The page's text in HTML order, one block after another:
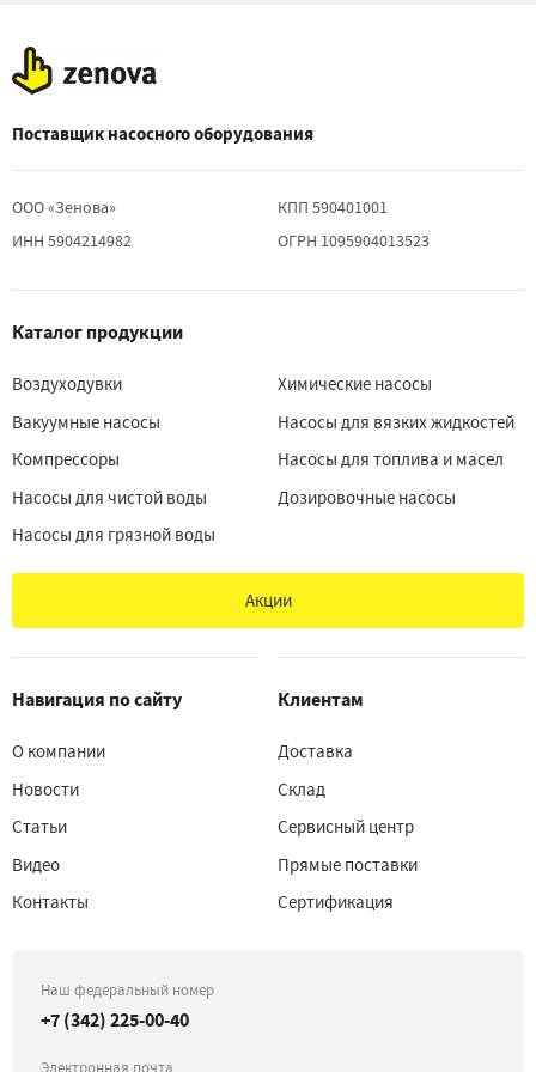
Поставщик насосного оборудования
ООО «Зенова»
ИНН 5904214982
КПП 590401001
ОГРН 1095904013523
Каталог продукции
Воздуходувки
Вакуумные насосы
Компрессоры
Насосы для чистой воды
Насосы для грязной воды
Химические насосы
Насосы для вязких жидкостей
Насосы для топлива и масел
Дозировочные насосы
Акции
Навигация по сайту
О компании
Новости
Статьи
Видео
Контакты
Клиентам
Доставка
Склад
Сервисный центр
Прямые поставки
Сертификация
Наш федеральный номер
+7 (342) 225-00-40